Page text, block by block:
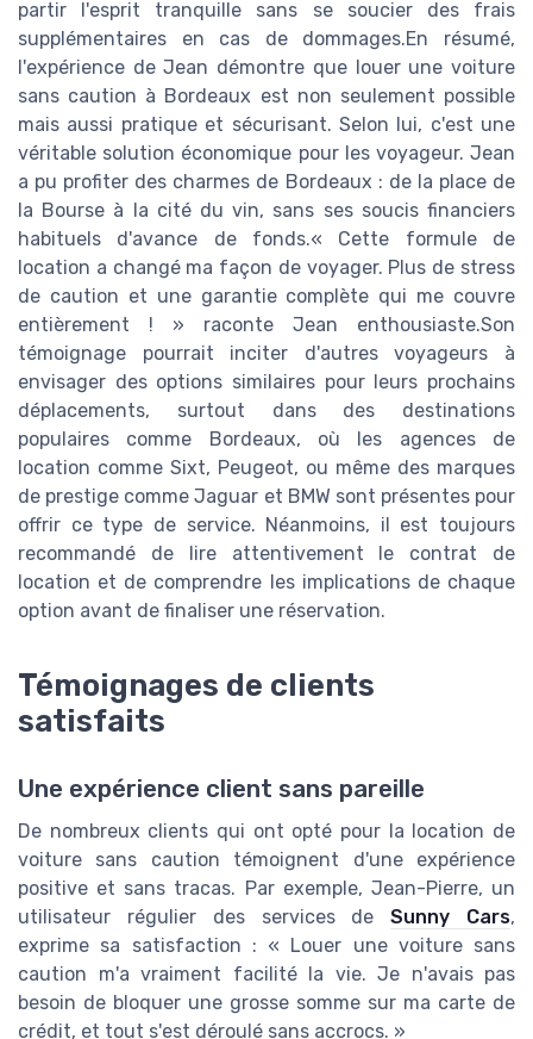
partir l'esprit tranquille sans se soucier des frais
supplémentaires en cas de dommages.En résumé,
l'expérience de Jean démontre que louer une voiture
sans caution à Bordeaux est non seulement possible
mais aussi pratique et sécurisant. Selon lui, c'est une
véritable solution économique pour les voyageur. Jean
a pu profiter des charmes de Bordeaux : de la place de
la Bourse à la cité du vin, sans ses soucis financiers
habituels d'avance de fonds.« Cette formule de
location a changé ma façon de voyager. Plus de stress
de caution et une garantie complète qui me couvre
entièrement ! » raconte Jean enthousiaste.Son
témoignage pourrait inciter d'autres voyageurs à
envisager des options similaires pour leurs prochains
déplacements, surtout dans des destinations
populaires comme Bordeaux, où les agences de
location comme Sixt, Peugeot, ou même des marques
de prestige comme Jaguar et BMW sont présentes pour
offrir ce type de service. Néanmoins, il est toujours
recommandé de lire attentivement le contrat de
location et de comprendre les implications de chaque
option avant de finaliser une réservation.
Témoignages de clients
satisfaits
Une expérience client sans pareille
De nombreux clients qui ont opté pour la location de
voiture sans caution témoignent d'une expérience
positive et sans tracas. Par exemple, Jean-Pierre, un
utilisateur régulier des services deSunny Cars,
exprime sa satisfaction : « Louer une voiture sans
caution m'a vraiment facilité la vie. Je n'avais pas
besoin de bloquer une grosse somme sur ma carte de
crédit, et tout s'est déroulé sans accrocs. »